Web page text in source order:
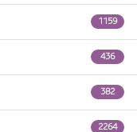
1159
436
382
2264